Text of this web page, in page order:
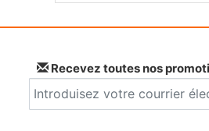
Recevez toutes nos